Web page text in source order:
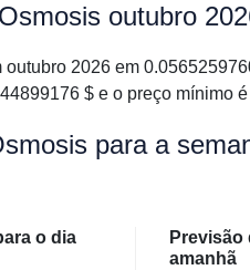
outubro
2026 em
$ e o preço mínimo
para a
o dia
Previsão
amanhã